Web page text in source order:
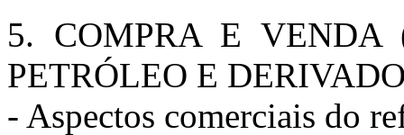
5. COMPRA E VENDA
PETRÓLEO E
- Aspectos comerciais do